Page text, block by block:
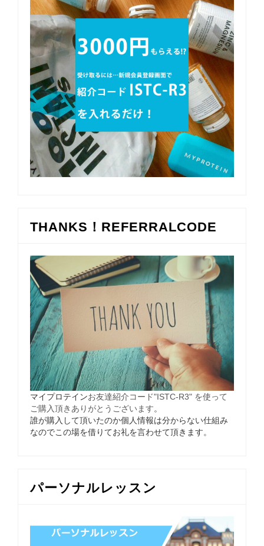
THANKS！REFERRALCODE
マイプロテインお友達紹介コード"ISTC-R3" を使って
ご購入頂きありがとうございます。
誰が購入して頂いたのか個人情報は分からない仕組み
なのでこの場を借りてお礼を言わせて頂きます。
パーソナルレッスン